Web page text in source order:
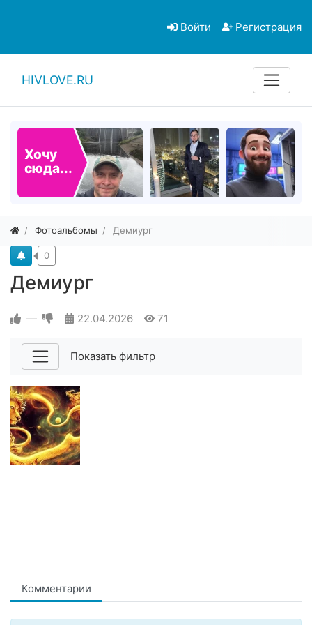
Войти Регистрация
HIVLOVE.RU
Хочу
сюда...
Фотоальбомы Демиург
Демиург
0
— 22.04.2026 71
Показать фильтр
Комментарии